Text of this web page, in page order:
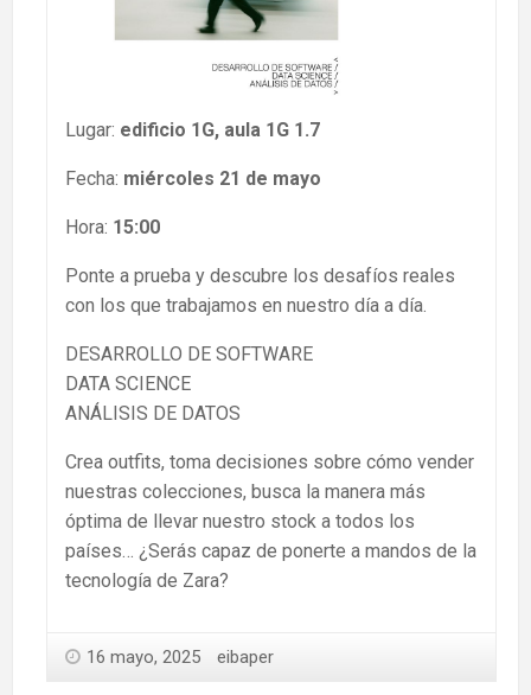
Lugar: edificio 1G, aula 1G 1.7
Fecha: miércoles 21 de mayo
Hora: 15:00
Ponte a prueba y descubre los desafíos reales
con los que trabajamos en nuestro día a día.
DESARROLLO DE SOFTWARE
DATA SCIENCE
ANÁLISIS DE DATOS
Crea outfits, toma decisiones sobre cómo vender
nuestras colecciones, busca la manera más
óptima de llevar nuestro stock a todos los
países… ¿Serás capaz de ponerte a mandos de la
tecnología de Zara?
16 mayo, 2025 eibaper